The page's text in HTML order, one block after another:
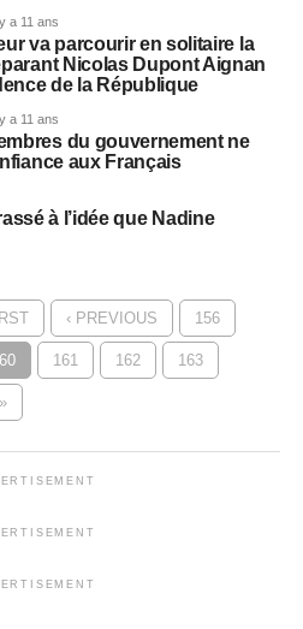
y a 11 ans
va parcourir en solitaire la
Nicolas Dupont Aignan
de la République
y a 11 ans
du gouvernement ne
aux Français
à l’idée que Nadine
‹ PREVIOUS 156
161 162 163